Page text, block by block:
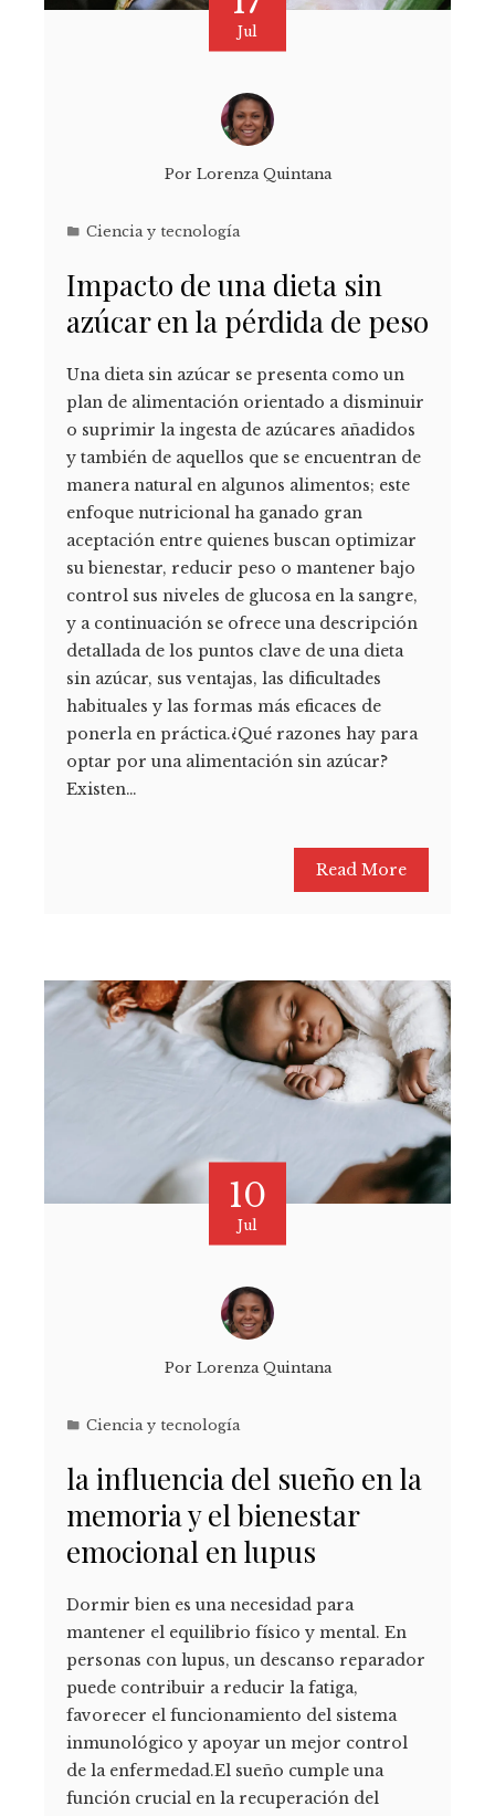
Jul
Por Lorenza Quintana
Ciencia y tecnología
Impacto de una dieta sin
azúcar en la pérdida de peso
Una dieta sin azúcar se presenta como un
plan de alimentación orientado a disminuir
o suprimir la ingesta de azúcares añadidos
y también de aquellos que se encuentran de
manera natural en algunos alimentos; este
enfoque nutricional ha ganado gran
aceptación entre quienes buscan optimizar
su bienestar, reducir peso o mantener bajo
control sus niveles de glucosa en la sangre,
y a continuación se ofrece una descripción
detallada de los puntos clave de una dieta
sin azúcar, sus ventajas, las dificultades
habituales y las formas más eficaces de
ponerla en práctica.¿Qué razones hay para
optar por una alimentación sin azúcar?
Existen…
Read More
10
Jul
Por Lorenza Quintana
Ciencia y tecnología
la influencia del sueño en la
memoria y el bienestar
emocional en lupus
Dormir bien es una necesidad para
mantener el equilibrio físico y mental. En
personas con lupus, un descanso reparador
puede contribuir a reducir la fatiga,
favorecer el funcionamiento del sistema
inmunológico y apoyar un mejor control
de la enfermedad.El sueño cumple una
función crucial en la recuperación del